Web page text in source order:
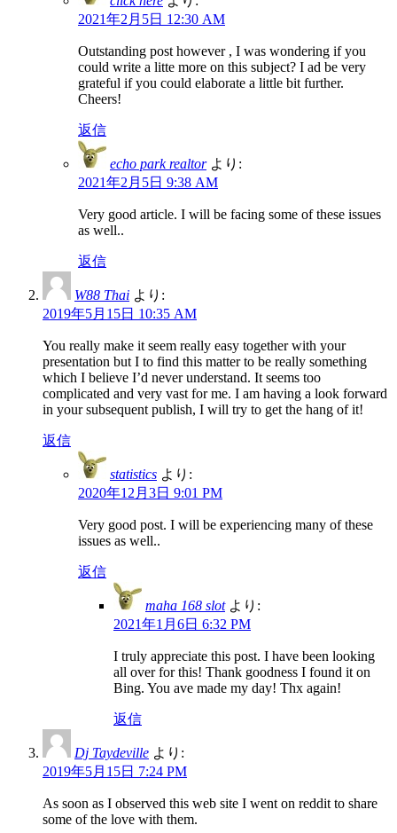
2021年2月5日 12:30 AM
Outstanding post however , I was wondering if you
could write a litte more on this subject? I ad be very
grateful if you could elaborate a little bit further.
Cheers!
返信
echo park realtor より:
2021年2月5日 9:38 AM
Very good article. I will be facing some of these issues
as well..
返信
W88 Thai より:
2019年5月15日 10:35 AM
You really make it seem really easy together with your
presentation but I to find this matter to be really something
which I believe I’d never understand. It seems too
complicated and very vast for me. I am having a look forward
in your subsequent publish, I will try to get the hang of it!
返信
statistics より:
2020年12月3日 9:01 PM
Very good post. I will be experiencing many of these
issues as well..
返信
maha 168 slot より:
2021年1月6日 6:32 PM
I truly appreciate this post. I have been looking
all over for this! Thank goodness I found it on
Bing. You ave made my day! Thx again!
返信
Dj Taydeville より:
2019年5月15日 7:24 PM
As soon as I observed this web site I went on reddit to share
some of the love with them.